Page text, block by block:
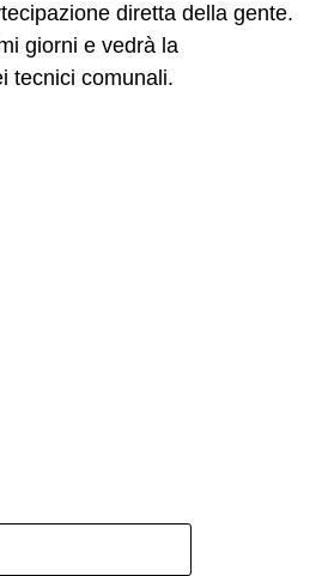
diretta della gente.
giorni e vedrà la
tecnici comunali.